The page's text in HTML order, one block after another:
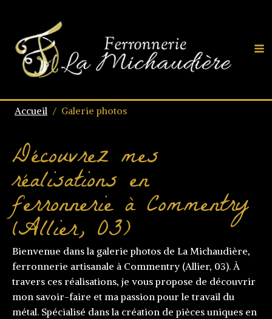
Accueil / Galerie photos
Découvrez mes
réalisations en
ferronnerie à Commentry
(Allier, 03)
Bienvenue dans la galerie photos de La Michaudière,
ferronnerie artisanale à Commentry (Allier, 03). À
travers ces réalisations, je vous propose de découvrir
mon savoir-faire et ma passion pour le travail du
métal. Spécialisé dans la création de pièces uniques en